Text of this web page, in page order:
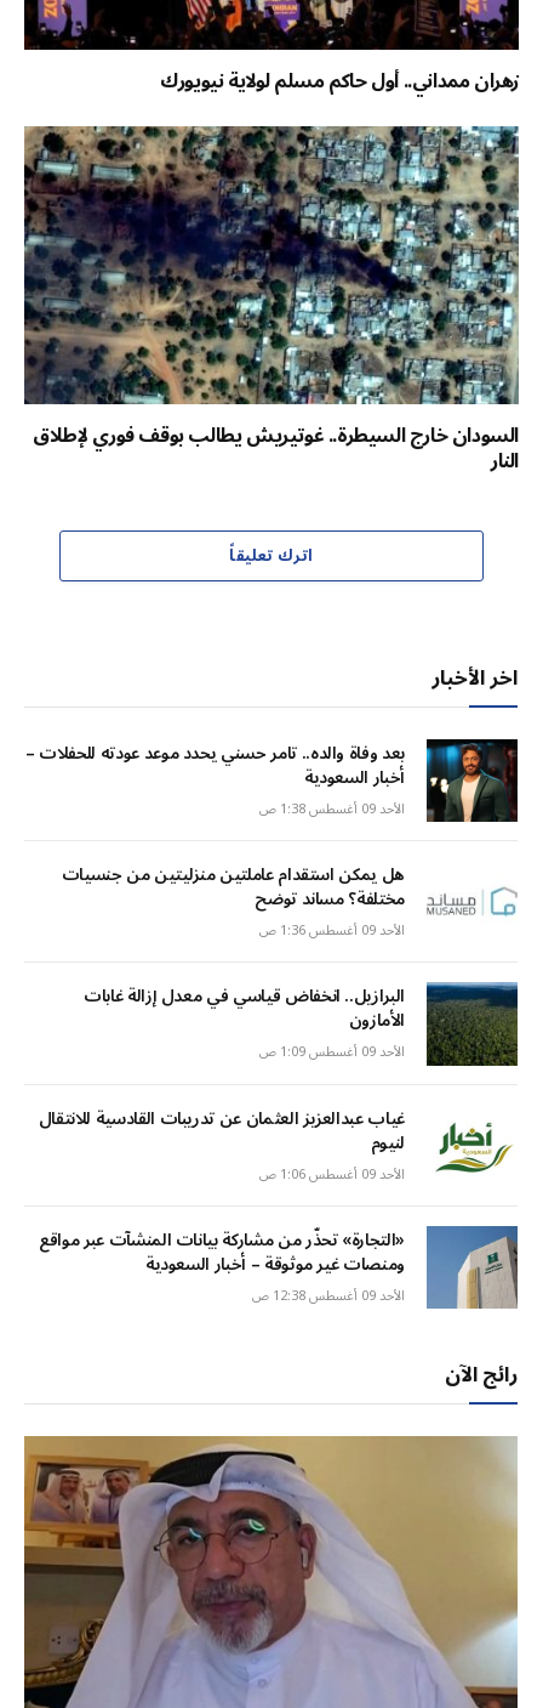
زهران ممداني.. أول حاكم مسلم لولاية نيويورك
السودان خارج السيطرة.. غوتيريش يطالب بوقف فوري لإطلاق
النار
اترك تعليقاً
اخر الأخبار
بعد وفاة والده.. تامر حسني يحدد موعد عودته للحفلات –
أخبار السعودية
الأحد 09 أغسطس 1:38 ص
هل يمكن استقدام عاملتين منزليتين من جنسيات
مختلفة؟ مساند توضح
الأحد 09 أغسطس 1:36 ص
البرازيل.. انخفاض قياسي في معدل إزالة غابات
الأمازون
الأحد 09 أغسطس 1:09 ص
غياب عبدالعزيز العثمان عن تدريبات القادسية للانتقال
لنيوم
الأحد 09 أغسطس 1:06 ص
«التجارة» تحذّر من مشاركة بيانات المنشآت عبر مواقع
ومنصات غير موثوقة – أخبار السعودية
الأحد 09 أغسطس 12:38 ص
رائج الآن